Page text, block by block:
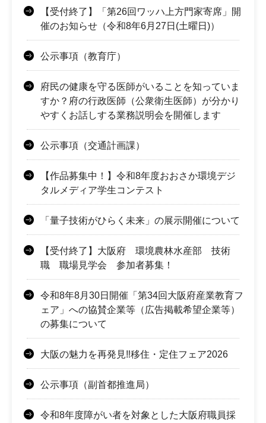
【受付終了】「第26回ワッハ上方門家寄席」開
催のお知らせ（令和8年6月27日(土曜日)）
公示事項（教育庁）
府民の健康を守る医師がいることを知っていま
すか？府の行政医師（公衆衛生医師）が分かり
やすくお話しする業務説明会を開催します
公示事項（交通計画課）
【作品募集中！】令和8年度おおさか環境デジ
タルメディア学生コンテスト
「量子技術がひらく未来」の展示開催について
【受付終了】大阪府 環境農林水産部 技術
職 職場見学会 参加者募集！
令和8年8月30日開催「第34回大阪府産業教育フ
ェア」への協賛企業等（広告掲載希望企業等）
の募集について
大阪の魅力を再発見‼移住・定住フェア2026
公示事項（副首都推進局）
令和8年度障がい者を対象とした大阪府職員採